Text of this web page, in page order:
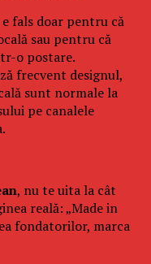
fals doar pentru că
sau pentru că
o postare.
frecvent designul,
sunt normale la
pe canalele
, nu te uita la cât
reală: „Made in
fondatorilor, marca